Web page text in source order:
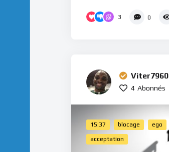
3 0
Viter7960
4 Abonnés
15:37 blocage ego
acceptation